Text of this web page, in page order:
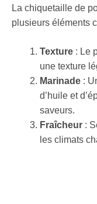
La chiquetaille de
plusieurs éléments
Texture : Le
une texture
Marinade :
d’huile et
saveurs.
Fraîcheur :
les climats